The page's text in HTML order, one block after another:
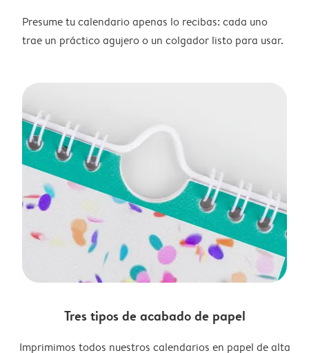
Presume tu calendario apenas lo recibas: cada uno
trae un práctico agujero o un colgador listo para usar.
Tres tipos de acabado de papel
Imprimimos todos nuestros calendarios en papel de alta